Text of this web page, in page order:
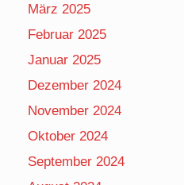
März 2025
Februar 2025
Januar 2025
Dezember 2024
November 2024
Oktober 2024
September 2024